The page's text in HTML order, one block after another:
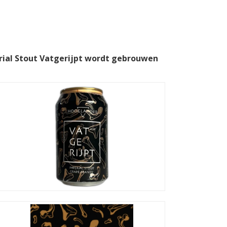
Stout Vatgerijpt wordt gebrouwen